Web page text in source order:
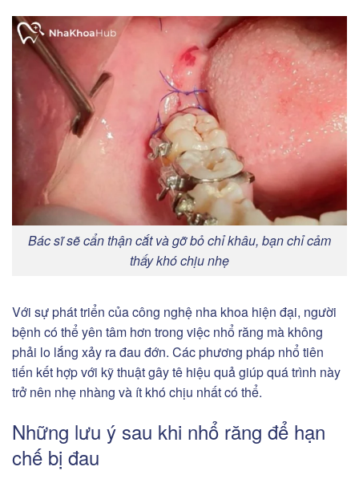
Bác sĩ sẽ cẩn thận cắt và gỡ bỏ chỉ khâu, bạn chỉ cảm
thấy khó chịu nhẹ
Với sự phát triển của công nghệ nha khoa hiện đại, người
bệnh có thể yên tâm hơn trong việc nhổ răng mà không
phải lo lắng xảy ra đau đớn. Các phương pháp nhổ tiên
tiến kết hợp với kỹ thuật gây tê hiệu quả giúp quá trình này
trở nên nhẹ nhàng và ít khó chịu nhất có thể.
Những lưu ý sau khi nhổ răng để hạn
chế bị đau